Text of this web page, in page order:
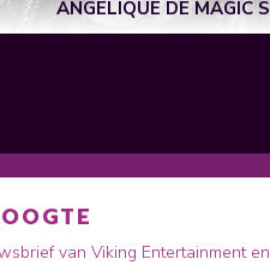
ANGELIQUE DE MAGIC
van Viking Entertainment